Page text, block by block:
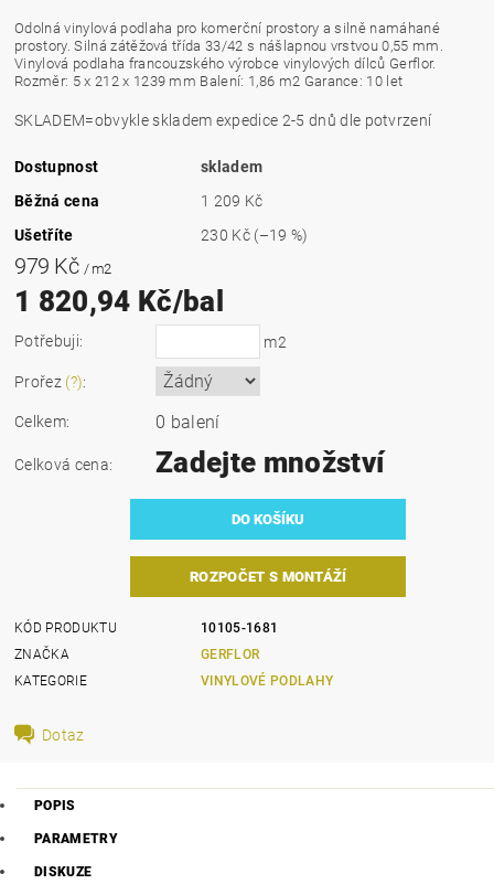
Odolná vinylová podlaha pro komerční prostory a silně namáhané
prostory. Silná zátěžová třída 33/42 s nášlapnou vrstvou 0,55 mm.
Vinylová podlaha francouzského výrobce vinylových dílců Gerflor.
Rozměr: 5 x 212 x 1239 mm Balení: 1,86 m2 Garance: 10 let
SKLADEM=obvykle skladem expedice 2-5 dnů dle potvrzení
Dostupnost
skladem
Běžná cena
1 209 Kč
Ušetříte
230 Kč (–19 %)
979 Kč / m2
1 820,94 Kč/bal
Potřebuji: m2
Prořez (?):
Celkem: 0 balení
Celková cena: Zadejte množství
ROZPOČET S MONTÁŽÍ
KÓD PRODUKTU
10105-1681
ZNAČKA
GERFLOR
KATEGORIE
VINYLOVÉ PODLAHY
Dotaz
POPIS
PARAMETRY
DISKUZE